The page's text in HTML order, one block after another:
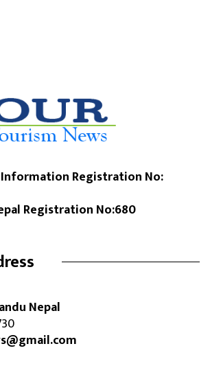
Registration No:
Registration No:680
Nepal